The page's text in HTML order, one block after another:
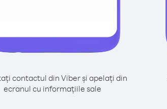
contactul din Viber și apelați din
ecranul cu informațiile sale